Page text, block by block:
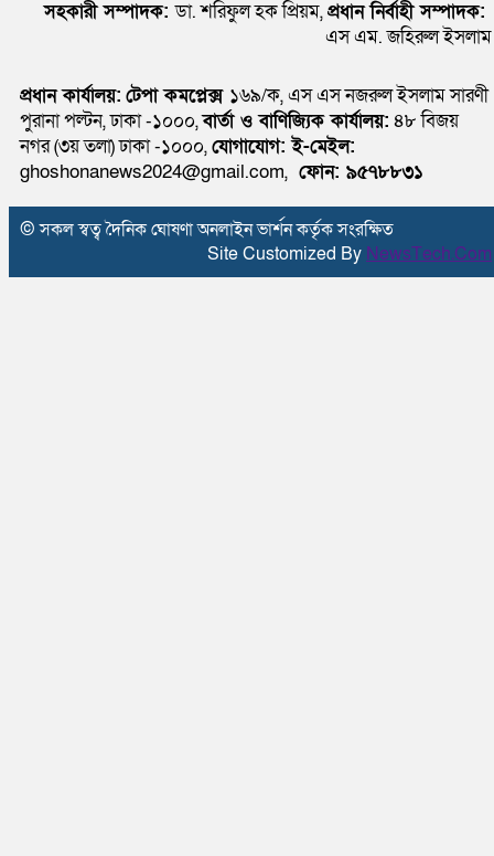
সহকারী সম্পাদক: ডা. শরিফুল হক প্রিয়ম,প্রধান নির্বাহী সম্পাদক:
এস এম. জহিরুল ইসলাম
প্রধান কার্যালয়: টেপা কমপ্লেক্স ১৬৯/ক, এস এস নজরুল ইসলাম সারণী
পুরানা পল্টন, ঢাকা -১০০০,বার্তা ও বাণিজ্যিক কার্যালয়: ৪৮ বিজয়
নগর (৩য় তলা) ঢাকা -১০০০,যোগাযোগ:ই-মেইল:
ghoshonanews2024@gmail.com, ফোন: ৯৫৭৮৮৩১
© সকল স্বত্ব দৈনিক ঘোষণা অনলাইন ভার্শন কর্তৃক সংরক্ষিত
Site Customized By NewsTech.Com